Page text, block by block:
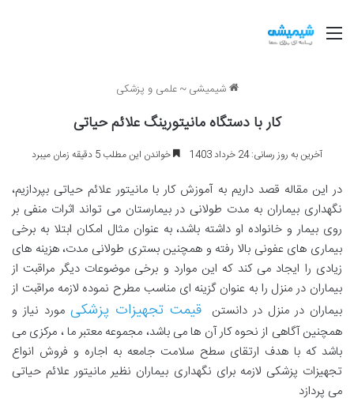
منو
شیمیشی ~ علمی و پزشکی
کار با دستگاه مانیتورینگ علائم حیاتی
آخرین به روز رسانی: 24 خرداد 1403 خواندن این مطلب 5 دقیقه زمان میبرد
در این مقاله قصد داریم به آموزش کار با مانیتور علائم حیاتی بپردازیم،
نگهداری بیماران به مدت طولانی در بیمارستان می تواند اثرات منفی بر
روی بیمار و خانواده او داشته باشد، به عنوان مثال امکان ابتلا به برخی
بیماری های عفونی بالا رفته و همچنین بستری طولانی مدت، هزینه های
زیادی را ایجاد می کند که این موارد و برخی موضوعات دیگر مراقبت از
بیماران در منزل را به عنوان گزینه ای مناسب مطرح نموده لازمه مراقبت از
بیماران در منزل در دانستنقیمت تجهیزات پزشکی مورد نیاز و
همچنین آگاهی از نحوه کار آن ها می باشد، مجموعه معتبر ما ، مرکزی می
باشد که با هدف ارتقای سطح سلامت جامعه به اجاره و فروش انواع
تجهیزات پزشکی لازمه برای نگهداری بیماران نظیر مانیتور علائم حیاتی
می پردازد